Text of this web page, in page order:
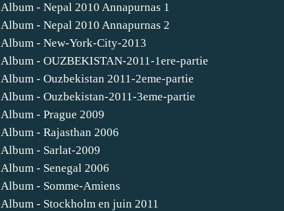
Album - Nepal 2010 Annapurnas 1
Album - Nepal 2010 Annapurnas 2
Album - New-York-City-2013
Album - OUZBEKISTAN-2011-1ere-partie
Album - Ouzbekistan 2011-2eme-partie
Album - Ouzbekistan-2011-3eme-partie
Album - Prague 2009
Album - Rajasthan 2006
Album - Sarlat-2009
Album - Senegal 2006
Album - Somme-Amiens
Album - Stockholm en juin 2011